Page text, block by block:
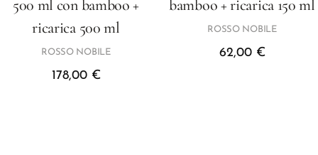
500 ml con bamboo +
ricarica 500 ml
ROSSO NOBILE
178,00 €
bamboo + ricarica 150 ml
ROSSO NOBILE
62,00 €